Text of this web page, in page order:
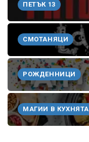
ПЕТЪК 13
СМОТАНЯЦИ
РОЖДЕННИЦИ
МАГИИ В КУХНЯТА